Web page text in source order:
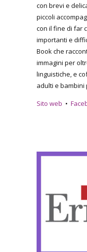
con brevi e
piccoli
con il fine di far
importanti e
Book che
immagini per
linguistiche, e
adulti e
Sito web •